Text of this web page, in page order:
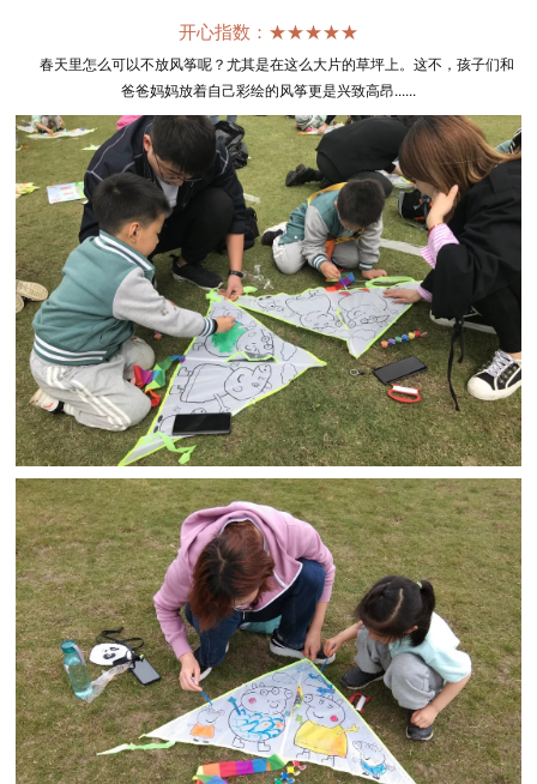
开心指数：★★★★★
春天里怎么可以不放风筝呢？尤其是在这么大片的草坪上。这不，孩子们和
爸爸妈妈放着自己彩绘的风筝更是兴致高昂......